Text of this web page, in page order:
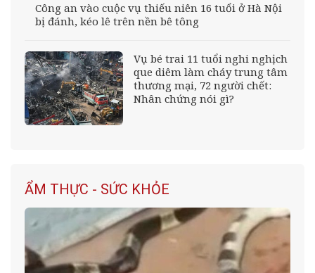
Công an vào cuộc vụ thiếu niên 16 tuổi ở Hà Nội
bị đánh, kéo lê trên nền bê tông
Vụ bé trai 11 tuổi nghi nghịch
que diêm làm cháy trung tâm
thương mại, 72 người chết:
Nhân chứng nói gì?
ẨM THỰC - SỨC KHỎE